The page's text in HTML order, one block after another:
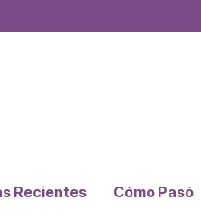
Recientes Cómo Pasó